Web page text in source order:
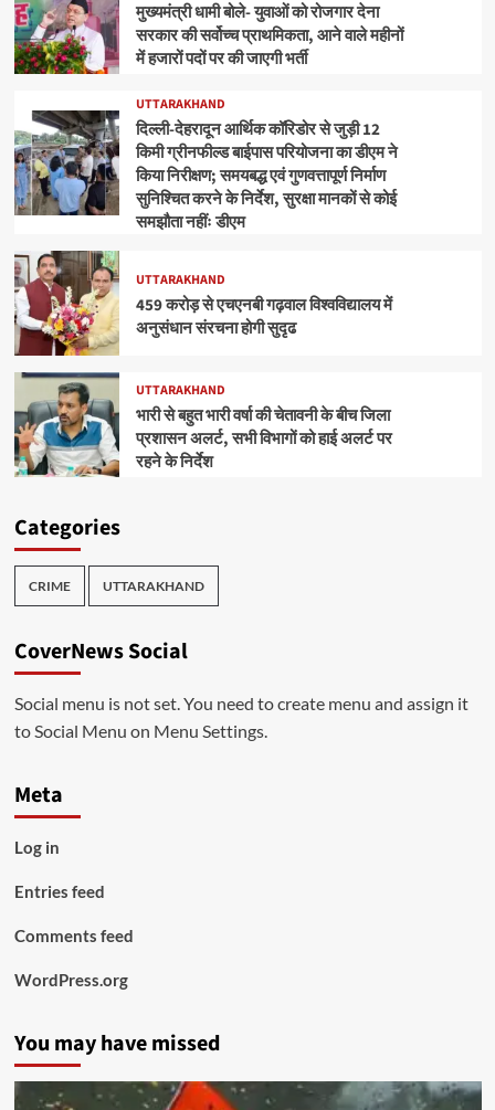
मुख्यमंत्री धामी बोले- युवाओं को रोजगार देना
सरकार की सर्वोच्च प्राथमिकता, आने वाले महीनों
में हजारों पदों पर की जाएगी भर्ती
UTTARAKHAND
दिल्ली-देहरादून आर्थिक कॉरिडोर से जुड़ी 12
किमी ग्रीनफील्ड बाईपास परियोजना का डीएम ने
किया निरीक्षण; समयबद्ध एवं गुणवत्तापूर्ण निर्माण
सुनिश्चित करने के निर्देश, सुरक्षा मानकों से कोई
समझौता नहींः डीएम
UTTARAKHAND
459 करोड़ से एचएनबी गढ़वाल विश्वविद्यालय में
अनुसंधान संरचना होगी सुदृढ
UTTARAKHAND
भारी से बहुत भारी वर्षा की चेतावनी के बीच जिला
प्रशासन अलर्ट, सभी विभागों को हाई अलर्ट पर
रहने के निर्देश
Categories
CRIME UTTARAKHAND
CoverNews Social
Social menu is not set. You need to create menu and assign it
to Social Menu on Menu Settings.
Meta
Log in
Entries feed
Comments feed
WordPress.org
You may have missed